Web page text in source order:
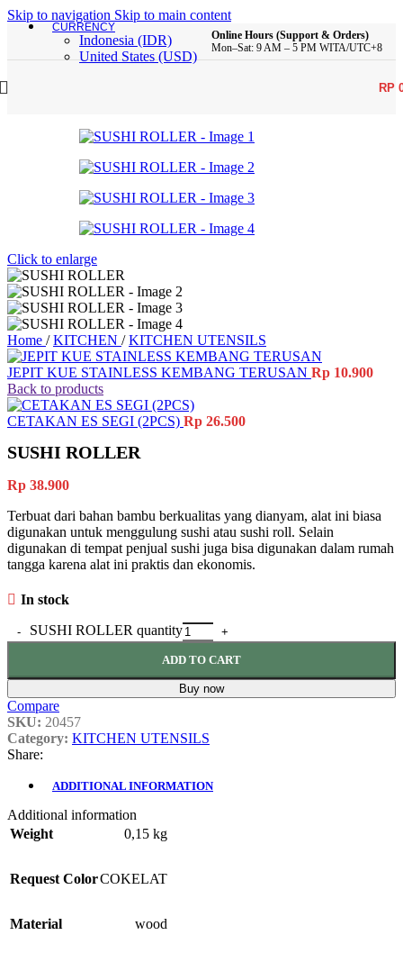
Skip to navigation Skip to main content
CURRENCY
Indonesia (IDR)
United States (USD)
Online Hours (Support & Orders)
Mon–Sat: 9 AM – 5 PM WITA/UTC+8
RP
Click to enlarge
Home / KITCHEN / KITCHEN UTENSILS
JEPIT KUE STAINLESS KEMBANG TERUSAN Rp 10.900
Back to products
CETAKAN ES SEGI (2PCS) Rp 26.500
SUSHI ROLLER
Rp 38.900
Terbuat dari bahan bambu berkualitas yang dianyam, alat ini biasa
digunakan untuk menggulung sushi atau sushi roll. Selain
digunakan di tempat penjual sushi juga bisa digunakan dalam rumah
tangga karena alat ini praktis dan ekonomis.
In stock
SUSHI ROLLER quantity
ADD TO CART
Buy now
Compare
SKU: 20457
Category: KITCHEN UTENSILS
Share:
ADDITIONAL INFORMATION
Additional information
Weight
0,15 kg
Request ColorCOKELAT
Material wood